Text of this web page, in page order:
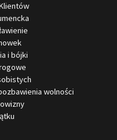
i bójki
wolności